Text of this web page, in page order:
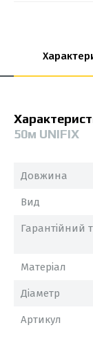
50м UNIFIX
Довжина
Вид
Гарантійний
Матеріал
Діаметр
Артикул